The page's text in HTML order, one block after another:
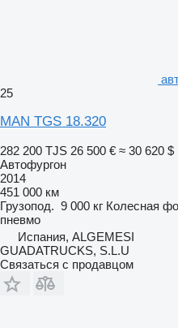
25
MAN TGS 18.320
282 200 TJS 26 500 € ≈ 30 620 $
Автофургон
2014
451 000 км
Грузопод. 9 000 кг Колесная
пневмо
Испания, ALGEMESI
GUADATRUCKS, S.L.U
Связаться с продавцом